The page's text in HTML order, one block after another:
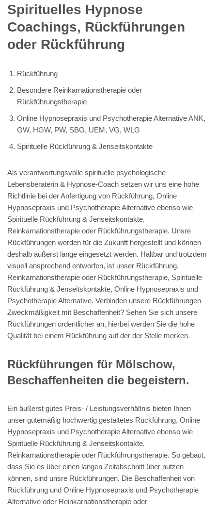
Spirituelles Hypnose
Coachings, Rückführungen
oder Rückführung
Rückführung
Besondere Reinkarnationstherapie oder
Rückführungstherapie
Online Hypnosepraxis und Psychotherapie Alternative ANK,
GW, HGW, PW, SBG, UEM, VG, WLG
Spirituelle Rückführung & Jenseitskontakte
Als verantwortungsvolle spirituelle psychologische
Lebensberaterin & Hypnose-Coach setzen wir uns eine hohe
Richtlinie bei der Anfertigung von Rückführung, Online
Hypnosepraxis und Psychotherapie Alternative ebenso wie
Spirituelle Rückführung & Jenseitskontakte,
Reinkarnationstherapie oder Rückführungstherapie. Unsre
Rückführungen werden für die Zukunft hergestellt und können
deshalb äußerst lange eingesetzt werden. Haltbar und trotzdem
visuell ansprechend entworfen, ist unser Rückführung,
Reinkarnationstherapie oder Rückführungstherapie, Spirituelle
Rückführung & Jenseitskontakte, Online Hypnosepraxis und
Psychotherapie Alternative. Verbinden unsere Rückführungen
Zweckmäßigkeit mit Beschaffenheit? Sehen Sie sich unsere
Rückführungen ordentlicher an, hierbei werden Sie die hohe
Qualität bei einem Rückführung auf der der Stelle merken.
Rückführungen für Mölschow,
Beschaffenheiten die begeistern.
Ein äußerst gutes Preis- / Leistungsverhältnis bieten Ihnen
unser gütemäßig hochwertig gestaltetes Rückführung, Online
Hypnosepraxis und Psychotherapie Alternative ebenso wie
Spirituelle Rückführung & Jenseitskontakte,
Reinkarnationstherapie oder Rückführungstherapie. So gebaut,
dass Sie es über einen langen Zeitabschnitt über nutzen
können, sind unsre Rückführungen. Die Beschaffenheit von
Rückführung und Online Hypnosepraxis und Psychotherapie
Alternative oder Reinkarnationstherapie oder